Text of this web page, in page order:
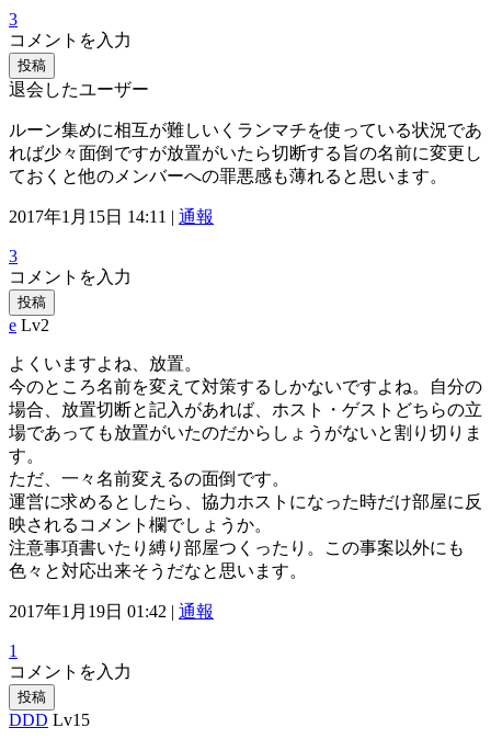
3
コメントを入力
投稿
退会したユーザー
ルーン集めに相互が難しいくランマチを使っている状況であ
れば少々面倒ですが放置がいたら切断する旨の名前に変更し
ておくと他のメンバーへの罪悪感も薄れると思います。
2017年1月15日 14:11 | 通報
3
コメントを入力
投稿
e Lv2
よくいますよね、放置。
今のところ名前を変えて対策するしかないですよね。自分の
場合、放置切断と記入があれば、ホスト・ゲストどちらの立
場であっても放置がいたのだからしょうがないと割り切りま
す。
ただ、一々名前変えるの面倒です。
運営に求めるとしたら、協力ホストになった時だけ部屋に反
映されるコメント欄でしょうか。
注意事項書いたり縛り部屋つくったり。この事案以外にも
色々と対応出来そうだなと思います。
2017年1月19日 01:42 | 通報
1
コメントを入力
投稿
DDD Lv15